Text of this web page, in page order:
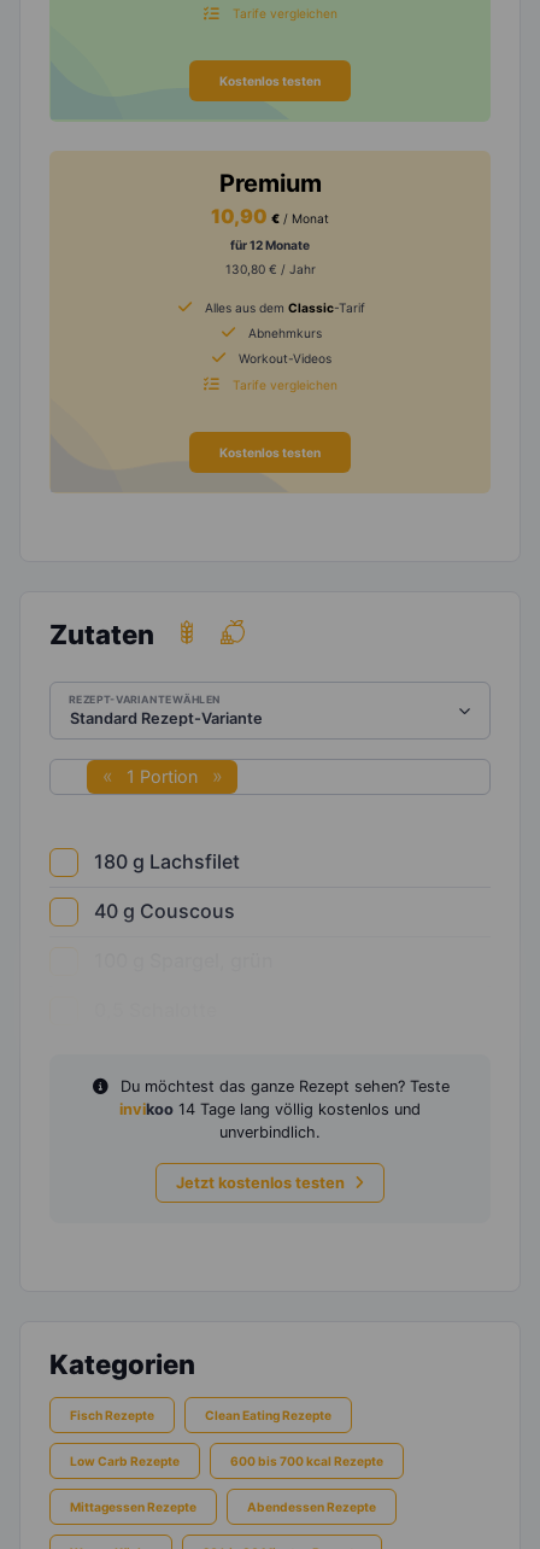
Tarife vergleichen
Kostenlos testen
Premium
10,90 € / Monat
für 12 Monate
130,80 € / Jahr
Alles aus dem Classic-Tarif
Abnehmkurs
Workout-Videos
Tarife vergleichen
Kostenlos testen
Zutaten
REZEPT-VARIANTE WÄHLEN
1 Portion
180 g Lachsfilet
40 g Couscous
Du möchtest das ganze Rezept sehen? Teste
invikoo 14 Tage lang völlig kostenlos und
unverbindlich.
Jetzt kostenlos testen
Kategorien
Fisch Rezepte Clean Eating Rezepte
Low Carb Rezepte 600 bis 700 kcal Rezepte
Mittagessen Rezepte Abendessen Rezepte